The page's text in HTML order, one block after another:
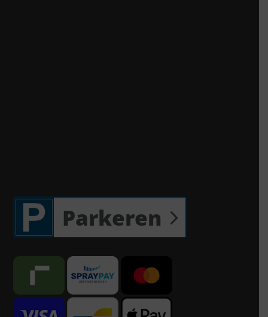
Parkeren